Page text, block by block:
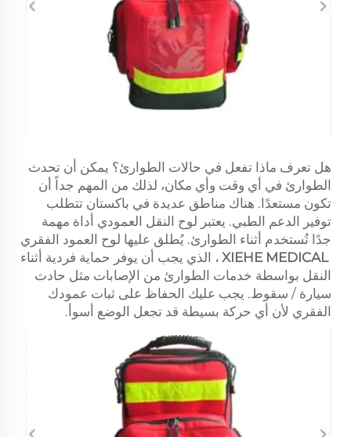
هل تعرف ماذا تفعل في حالات الطوارئ؟ يمكن أن تحدث
الطوارئ في أي وقت وأي مكان، لذلك من المهم جداً أن
تكون مستعدًا. هناك مناطق عديدة في باكستان تتطلب
توفير الدعم الطبي. يعتبر لوح النقل العمودي أداة مهمة
جدًا تُستخدم أثناء الطوارئ. يُطلق عليها لوح العمود الفقري
XIEHE MEDICAL ، الذي يجب أن يوفر حماية فردية أثناء
النقل بواسطة خدمات الطوارئ من الإصابات مثل حادث
سيارة / سقوط. يجب عليك الحفاظ على ثبات عمودك
الفقري لأن أي حركة بسيطة قد تجعل الوضع أسوأ.